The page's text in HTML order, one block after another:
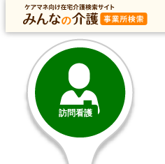
トップ データ
トップ 京都府 久世郡久御山町 訪問看護
訪問看護